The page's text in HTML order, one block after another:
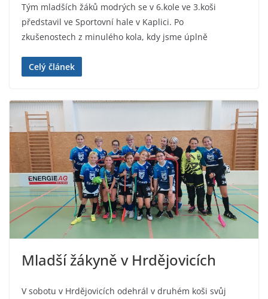
Tým mladších žáků modrých se v 6.kole ve 3.koši
představil ve Sportovní hale v Kaplici. Po
zkušenostech z minulého kola, kdy jsme úplně
Celý článek
Mladší žákyně v Hrdějovicích
V sobotu v Hrdějovicích odehrál v druhém koši svůj